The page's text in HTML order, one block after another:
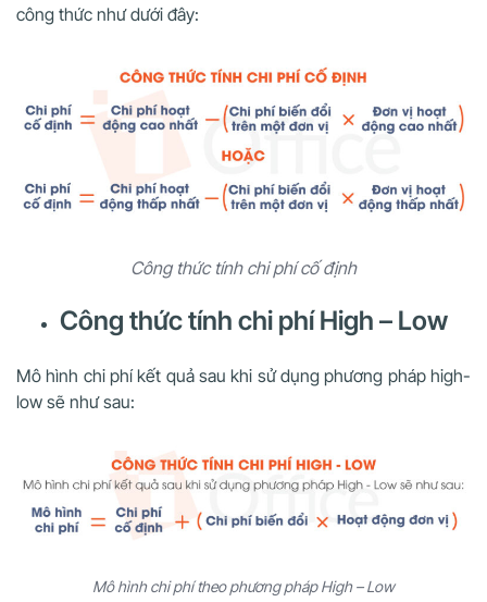
công thức như dưới đây:
Công thức tính chi phí cố định
Công thức tính chi phí High – Low
Mô hình chi phí kết quả sau khi sử dụng phương pháp high-
low sẽ như sau:
Mô hình chi phí theo phương pháp High – Low